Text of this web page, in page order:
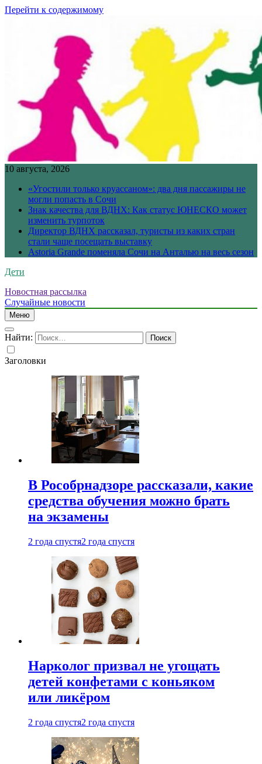
Перейти к содержимому
10 августа, 2026
«Угостили только круассаном»: два дня пассажиры не
могли попасть в Сочи
Знак качества для ВДНХ: Как статус ЮНЕСКО может
изменить турпоток
Директор ВДНХ рассказал, туристы из каких стран
стали чаще посещать выставку
Astoria Grande поменяла Сочи на Анталью на весь сезон
Дети
Новостная рассылка
Случайные новости
Меню
Найти:
Заголовки
В Рособрнадзоре рассказали, какие
средства обучения можно брать
на экзамены
2 года спустя2 года спустя
Нарколог призвал не угощать
детей конфетами с коньяком
или ликёром
2 года спустя2 года спустя